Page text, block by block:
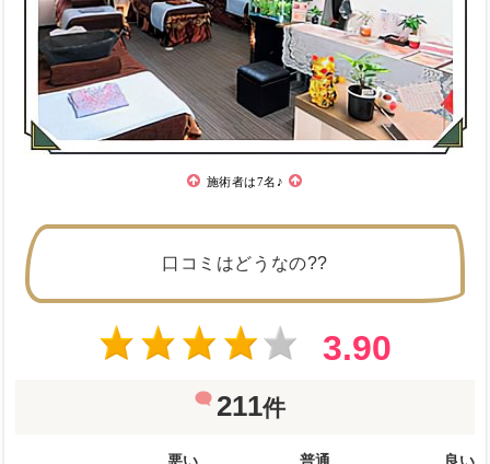
施術者は7名♪
口コミはどうなの??
3.90
211件